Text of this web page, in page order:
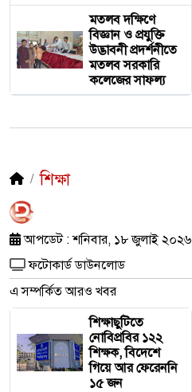
মতলব দক্ষিণে
বিজ্ঞান ও প্রযুক্তি
উদ্ভাবনী প্রদর্শনীতে
মতলব সরকারি
কলেজের সাফল্য
শিক্ষা
আপডেট : শনিবার, ১৮ জুলাই ২০২৬
ফটোকার্ড ডাউনলোড
এ সম্পর্কিত আরও খবর
শিক্ষাছুটিতে
নোবিপ্রবির ১২২
শিক্ষক, বিদেশে
গিয়ে আর ফেরেননি
১৫ জন